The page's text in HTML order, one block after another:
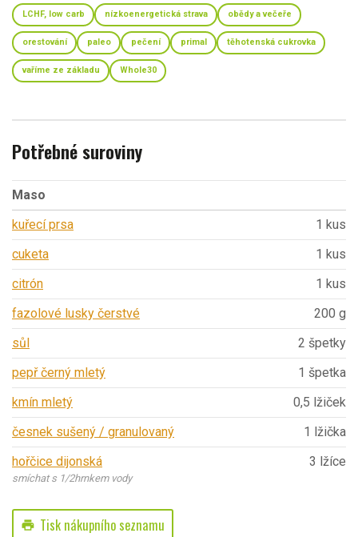
LCHF, low carb nízkoenergetická strava obědy a večeře
orestování paleo pečení primal těhotenská cukrovka
vaříme ze základu Whole30
Potřebné suroviny
Maso
kuřecí prsa
1 kus
cuketa
1 kus
citrón
1 kus
fazolové lusky čerstvé
200 g
sůl
2 špetky
pepř černý mletý
1 špetka
kmín mletý
0,5 lžiček
česnek sušený / granulovaný
1 lžička
hořčice dijonská
smíchat s 1/2hrnkem vody
3 lžíce
print Tisk nákupního seznamu